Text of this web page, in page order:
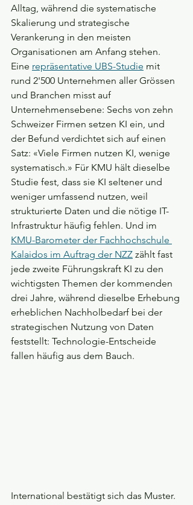
Alltag, während die systematische
Skalierung und strategische
Verankerung in den meisten
Organisationen am Anfang stehen.
Eine repräsentative UBS-Studie mit
rund 2'500 Unternehmen aller Grössen
und Branchen misst auf
Unternehmensebene: Sechs von zehn
Schweizer Firmen setzen KI ein, und
der Befund verdichtet sich auf einen
Satz: «Viele Firmen nutzen KI, wenige
systematisch.» Für KMU hält dieselbe
Studie fest, dass sie KI seltener und
weniger umfassend nutzen, weil
strukturierte Daten und die nötige IT-
Infrastruktur häufig fehlen. Und im
KMU-Barometer der Fachhochschule
Kalaidos im Auftrag der NZZ zählt fast
jede zweite Führungskraft KI zu den
wichtigsten Themen der kommenden
drei Jahre, während dieselbe Erhebung
erheblichen Nachholbedarf bei der
strategischen Nutzung von Daten
feststellt: Technologie-Entscheide
fallen häufig aus dem Bauch.
International bestätigt sich das Muster.